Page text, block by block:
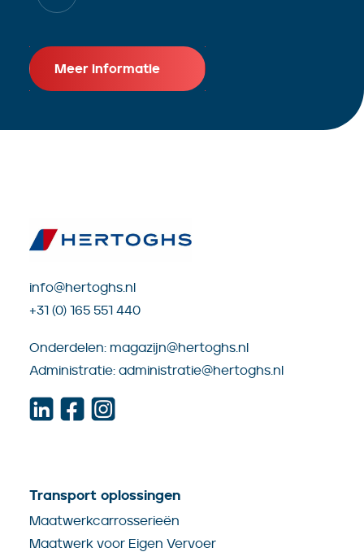
Meer informatie
info@hertoghs.nl
+31 (0) 165 551 440
Onderdelen: magazijn@hertoghs.nl
Administratie: administratie@hertoghs.nl
Transport oplossingen
Maatwerkcarrosserieën
Maatwerk voor Eigen Vervoer